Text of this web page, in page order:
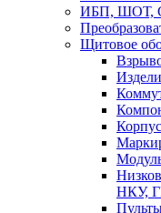
ИБП, ШОТ,
Щитовое
НКУ,